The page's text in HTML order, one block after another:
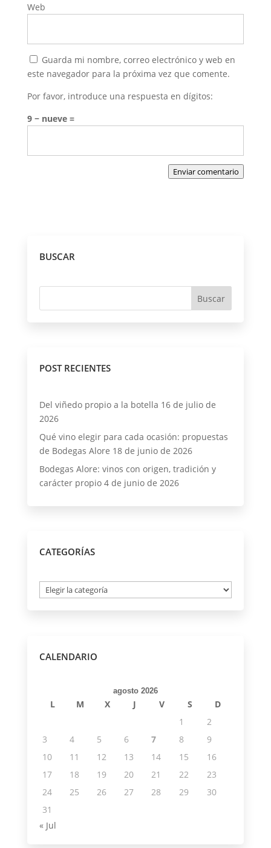
Web
Guarda mi nombre, correo electrónico y web en
este navegador para la próxima vez que comente.
Por favor, introduce una respuesta en dígitos:
9 − nueve =
Enviar comentario
BUSCAR
POST RECIENTES
Del viñedo propio a la botella 16 de julio de
2026
Qué vino elegir para cada ocasión: propuestas
de Bodegas Alore 18 de junio de 2026
Bodegas Alore: vinos con origen, tradición y
carácter propio 4 de junio de 2026
CATEGORÍAS
Categorías
CALENDARIO
agosto 2026
L M X J V S
D
1
2
3
4 5 6 7 8
9
10
11 12 13 14 15
16
17
18 19 20 21 22
23
24
25 26 27 28 29
30
31
« Jul